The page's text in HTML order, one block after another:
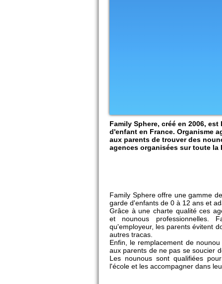
Family Sphere, créé en 2006,
d'enfant en France. Organisme
aux parents de trouver des
agences organisées sur toute la
Family Sphere offre une gamme
garde d'enfants de 0 à 12 ans et
Grâce à une charte qualité ces
et nounous professionnelles.
qu'employeur, les parents évitent
autres tracas.
Enfin, le remplacement de
aux parents de ne pas se soucier
Les nounous sont qualifiées
l'école et les accompagner dans